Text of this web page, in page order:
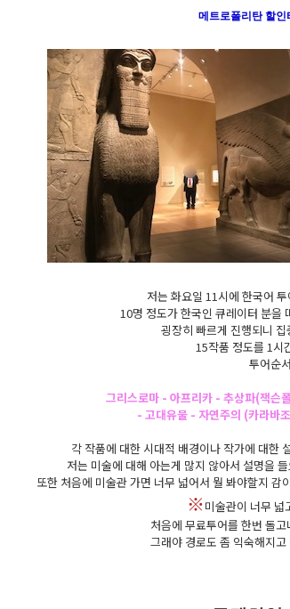
메트로폴리탄 할인
저는 화요일 11시에 한국어
10명 정도가 한국인 큐레이터 분을
굉장히 빠르게 진행되니
15작품 정도를 1시
투어순
그리스로마 - 아프리카 - 추상파(잭슨
- 고대유물 - 자연주의 (카라바
각 작품에 대한 시대적 배경이나 작가에 대한
저는 미술에 대해 아는게 많지 않아서 설명을
또한 처음에 미술관 가면 너무 넓어서 뭘 봐야할지
※미술관이 너무 넓
처음에 무료투어를 한번 돌
그래야 경로도 좀 익숙해지